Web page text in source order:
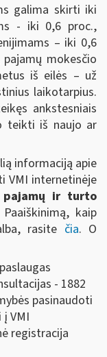
galima skirti iki
- iki 0,6 proc.,
– iki 0,6
mokesčio
iš eilės – už
laikotarpius.
ankstesniais
teikti iš naujo ar
informaciją apie
VMI internetinėje
pajamų ir turto
Paaiškinimą, kaip
rasite čia. O
- 1882
pasinaudoti
VMI
registracija